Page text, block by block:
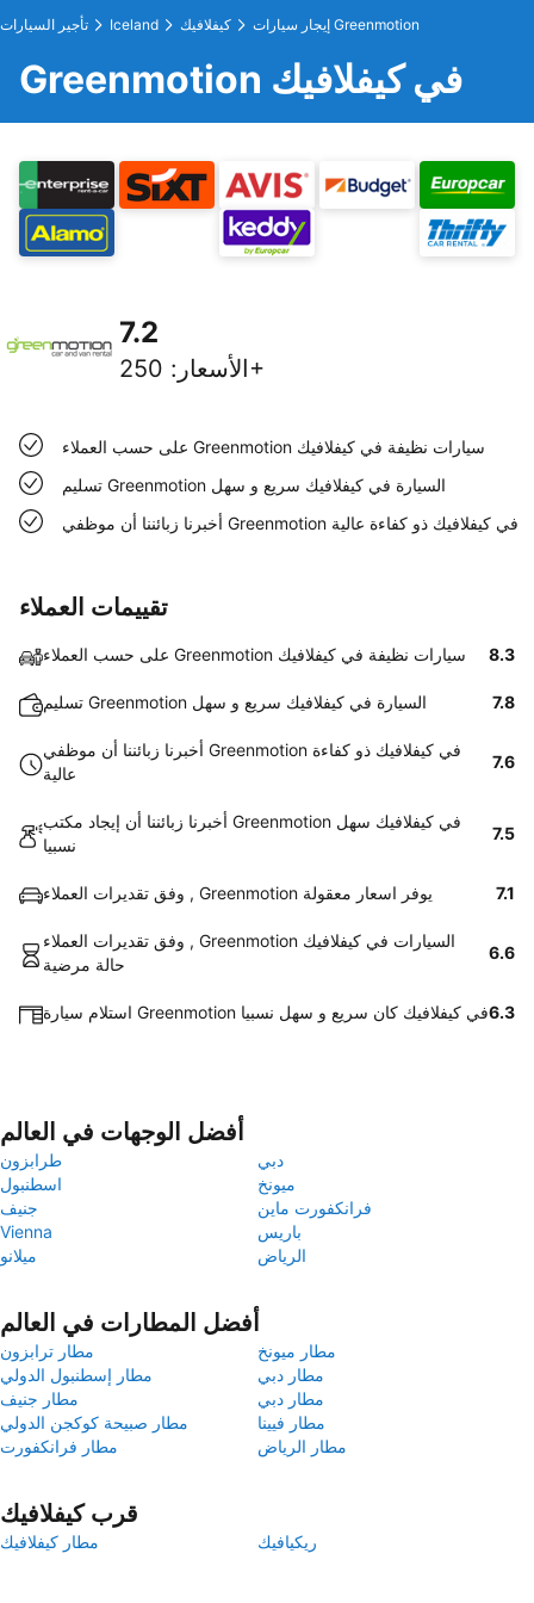
تأجير السيارات Iceland كيفلافيك إيجار سيارات Greenmotion
Greenmotion في كيفلافيك
7.2
الأسعار : 250+
على حسب العملاء Greenmotion سيارات نظيفة في كيفلافيك
تسليم Greenmotion السيارة في كيفلافيك سريع و سهل
أخبرنا زبائننا أن موظفي Greenmotion في كيفلافيك ذو كفاءة عالية
تقييمات العملاء
على حسب العملاء Greenmotion سيارات نظيفة في كيفلافيك 8.3
تسليم Greenmotion السيارة في كيفلافيك سريع و سهل 7.8
أخبرنا زبائننا أن موظفي Greenmotion في كيفلافيك ذو كفاءة
عالية
7.6
أخبرنا زبائننا أن إيجاد مكتب Greenmotion في كيفلافيك سهل
نسبيا
7.5
وفق تقديرات العملاء , Greenmotion يوفر اسعار معقولة 7.1
وفق تقديرات العملاء , Greenmotion السيارات في كيفلافيك
حالة مرضية
6.6
استلام سيارة Greenmotion في كيفلافيك كان سريع و سهل نسبيا6.3
أفضل الوجهات في العالم
طرابزون
دبي
اسطنبول
ميونخ
جنيف
فرانكفورت ماين
Vienna
باريس
ميلانو
الرياض
أفضل المطارات في العالم
مطار ترابزون
مطار ميونخ
مطار إسطنبول الدولي
مطار دبي
مطار جنيف
مطار دبي
مطار صبيحة كوكجن الدولي
مطار فيينا
مطار فرانكفورت
مطار الرياض
قرب كيفلافيك
مطار كيفلافيك ريكيافيك